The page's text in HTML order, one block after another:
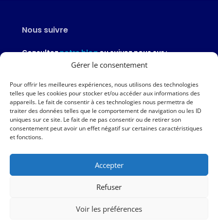
Gérer le consentement
Pour offrir les meilleures expériences, nous utilisons des technologies
telles que les cookies pour stocker et/ou accéder aux informations des
appareils. Le fait de consentir à ces technologies nous permettra de
traiter des données telles que le comportement de navigation ou les ID
uniques sur ce site. Le fait de ne pas consentir ou de retirer son
consentement peut avoir un effet négatif sur certaines caractéristiques
et fonctions.
Accepter
Refuser
Voir les préférences
Nous suivre
Consulteznotre blogou suivez nous sur :
Nous contacter
02 97 46 51 97
Nous écrire
AMPER – 6 avenue du Général Borgnis-Desbordes – VANNES
Politique de protection des données